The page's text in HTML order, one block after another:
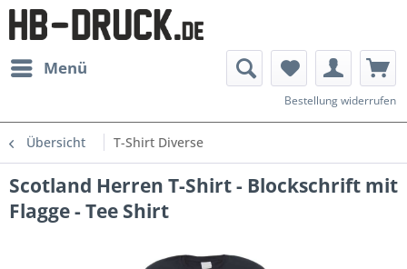
Menü
Bestellung widerrufen
Übersicht T-Shirt Diverse
Scotland Herren T-Shirt - Blockschrift mit
Flagge - Tee Shirt